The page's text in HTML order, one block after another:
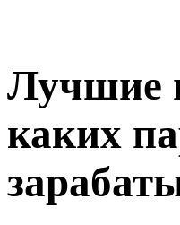
Лучшие
каких